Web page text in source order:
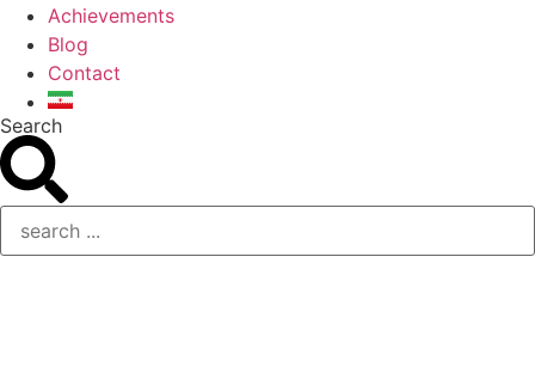
Achievements
Blog
Contact
Search